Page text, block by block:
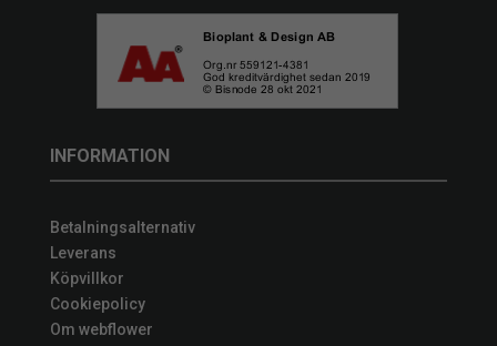
INFORMATION
Betalningsalternativ
Leverans
Köpvillkor
Cookiepolicy
Om webflower